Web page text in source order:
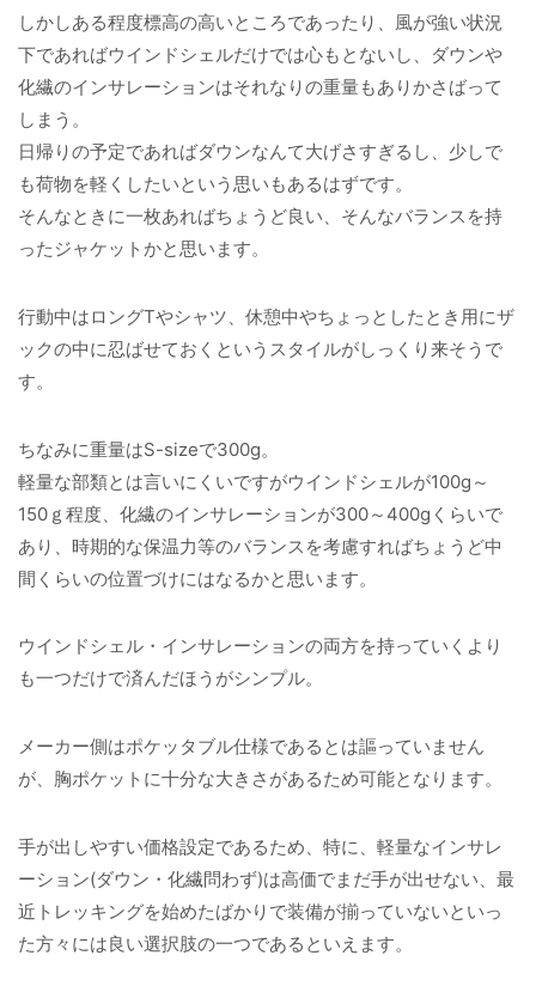
しかしある程度標高の高いところであったり、風が強い状況
下であればウインドシェルだけでは心もとないし、ダウンや
化繊のインサレーションはそれなりの重量もありかさばって
しまう。
日帰りの予定であればダウンなんて大げさすぎるし、少しで
も荷物を軽くしたいという思いもあるはずです。
そんなときに一枚あればちょうど良い、そんなバランスを持
ったジャケットかと思います。
行動中はロングTやシャツ、休憩中やちょっとしたとき用にザ
ックの中に忍ばせておくというスタイルがしっくり来そうで
す。
ちなみに重量はS-sizeで300g。
軽量な部類とは言いにくいですがウインドシェルが100g～
150ｇ程度、化繊のインサレーションが300～400gくらいで
あり、時期的な保温力等のバランスを考慮すればちょうど中
間くらいの位置づけにはなるかと思います。
ウインドシェル・インサレーションの両方を持っていくより
も一つだけで済んだほうがシンプル。
メーカー側はポケッタブル仕様であるとは謳っていません
が、胸ポケットに十分な大きさがあるため可能となります。
手が出しやすい価格設定であるため、特に、軽量なインサレ
ーション(ダウン・化繊問わず)は高価でまだ手が出せない、最
近トレッキングを始めたばかりで装備が揃っていないといっ
た方々には良い選択肢の一つであるといえます。